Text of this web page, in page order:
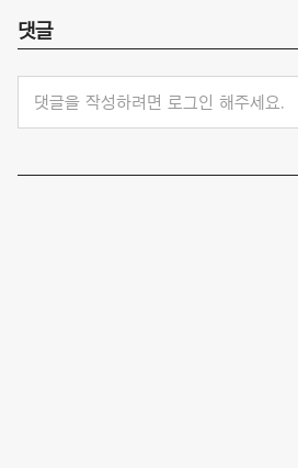
댓글
댓글을 작성하려면 로그인 해주세요.